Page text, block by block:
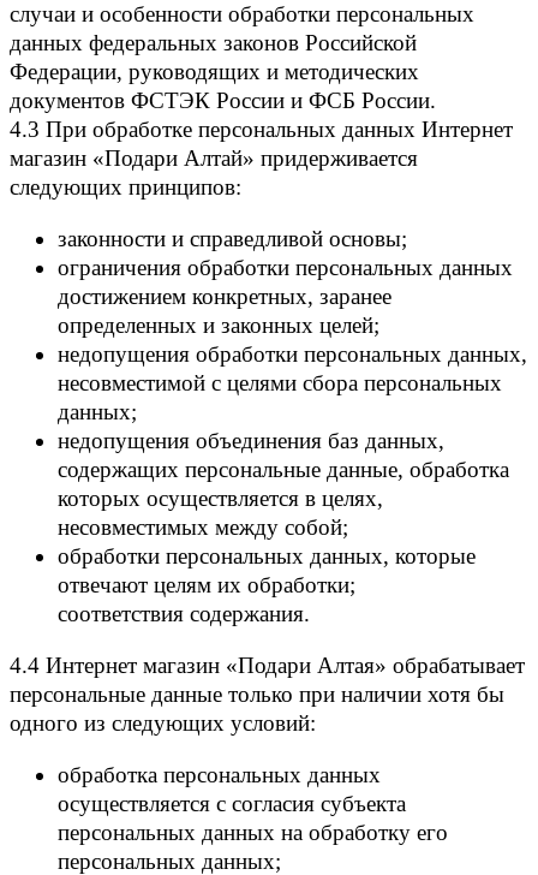
случаи и особенности обработки персональных
данных федеральных законов Российской
Федерации, руководящих и методических
документов ФСТЭК России и ФСБ России.
4.3 При обработке персональных данных Интернет
магазин «Подари Алтай» придерживается
следующих принципов:
законности и справедливой основы;
ограничения обработки персональных данных
достижением конкретных, заранее
определенных и законных целей;
недопущения обработки персональных данных,
несовместимой с целями сбора персональных
данных;
недопущения объединения баз данных,
содержащих персональные данные, обработка
которых осуществляется в целях,
несовместимых между собой;
обработки персональных данных, которые
отвечают целям их обработки;
соответствия содержания.
4.4 Интернет магазин «Подари Алтая» обрабатывает
персональные данные только при наличии хотя бы
одного из следующих условий:
обработка персональных данных
осуществляется с согласия субъекта
персональных данных на обработку его
персональных данных;